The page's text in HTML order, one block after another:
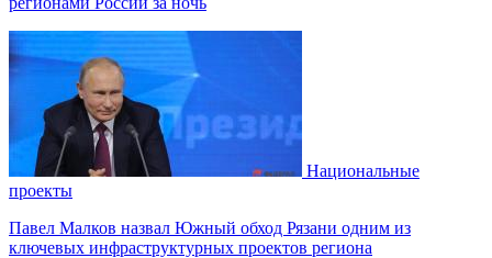
Национальные
проекты
Павел Малков назвал Южный обход Рязани одним из
ключевых инфраструктурных проектов региона